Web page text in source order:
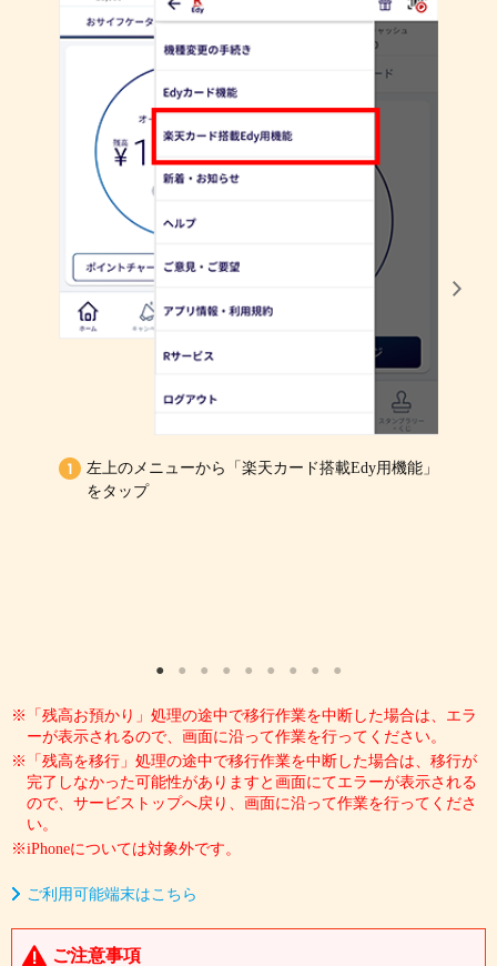
1左上のメニューから「楽天カード搭載Edy用機能」
をタップ
※「残高お預かり」処理の途中で移行作業を中断した場合は、エラ
ーが表示されるので、画面に沿って作業を行ってください。
※「残高を移行」処理の途中で移行作業を中断した場合は、移行が
完了しなかった可能性がありますと画面にてエラーが表示される
ので、サービストップへ戻り、画面に沿って作業を行ってくださ
い。
※iPhoneについては対象外です。
ご利用可能端末はこちら
ご注意事項